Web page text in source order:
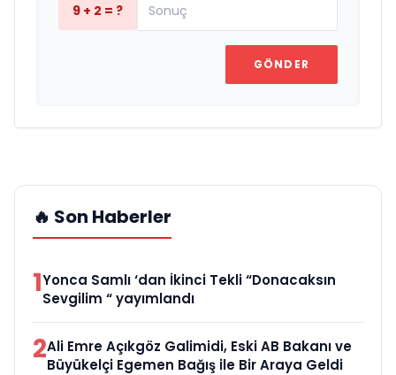
9 + 2 = ?
GÖNDER
🔥 Son Haberler
1Yonca Samlı ‘dan İkinci Tekli “Donacaksın
Sevgilim “ yayımlandı
2Ali Emre Açıkgöz Galimidi, Eski AB Bakanı ve
Büyükelçi Egemen Bağış ile Bir Araya Geldi